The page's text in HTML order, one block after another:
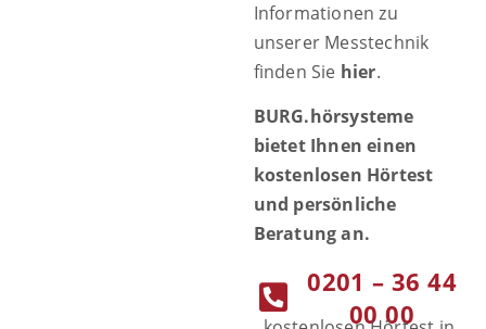
Informationen zu
unserer Messtechnik
finden Sie hier.
BURG.hörsysteme
bietet Ihnen einen
kostenlosen Hörtest
und persönliche
Beratung an.
0201 – 36 44
00 00